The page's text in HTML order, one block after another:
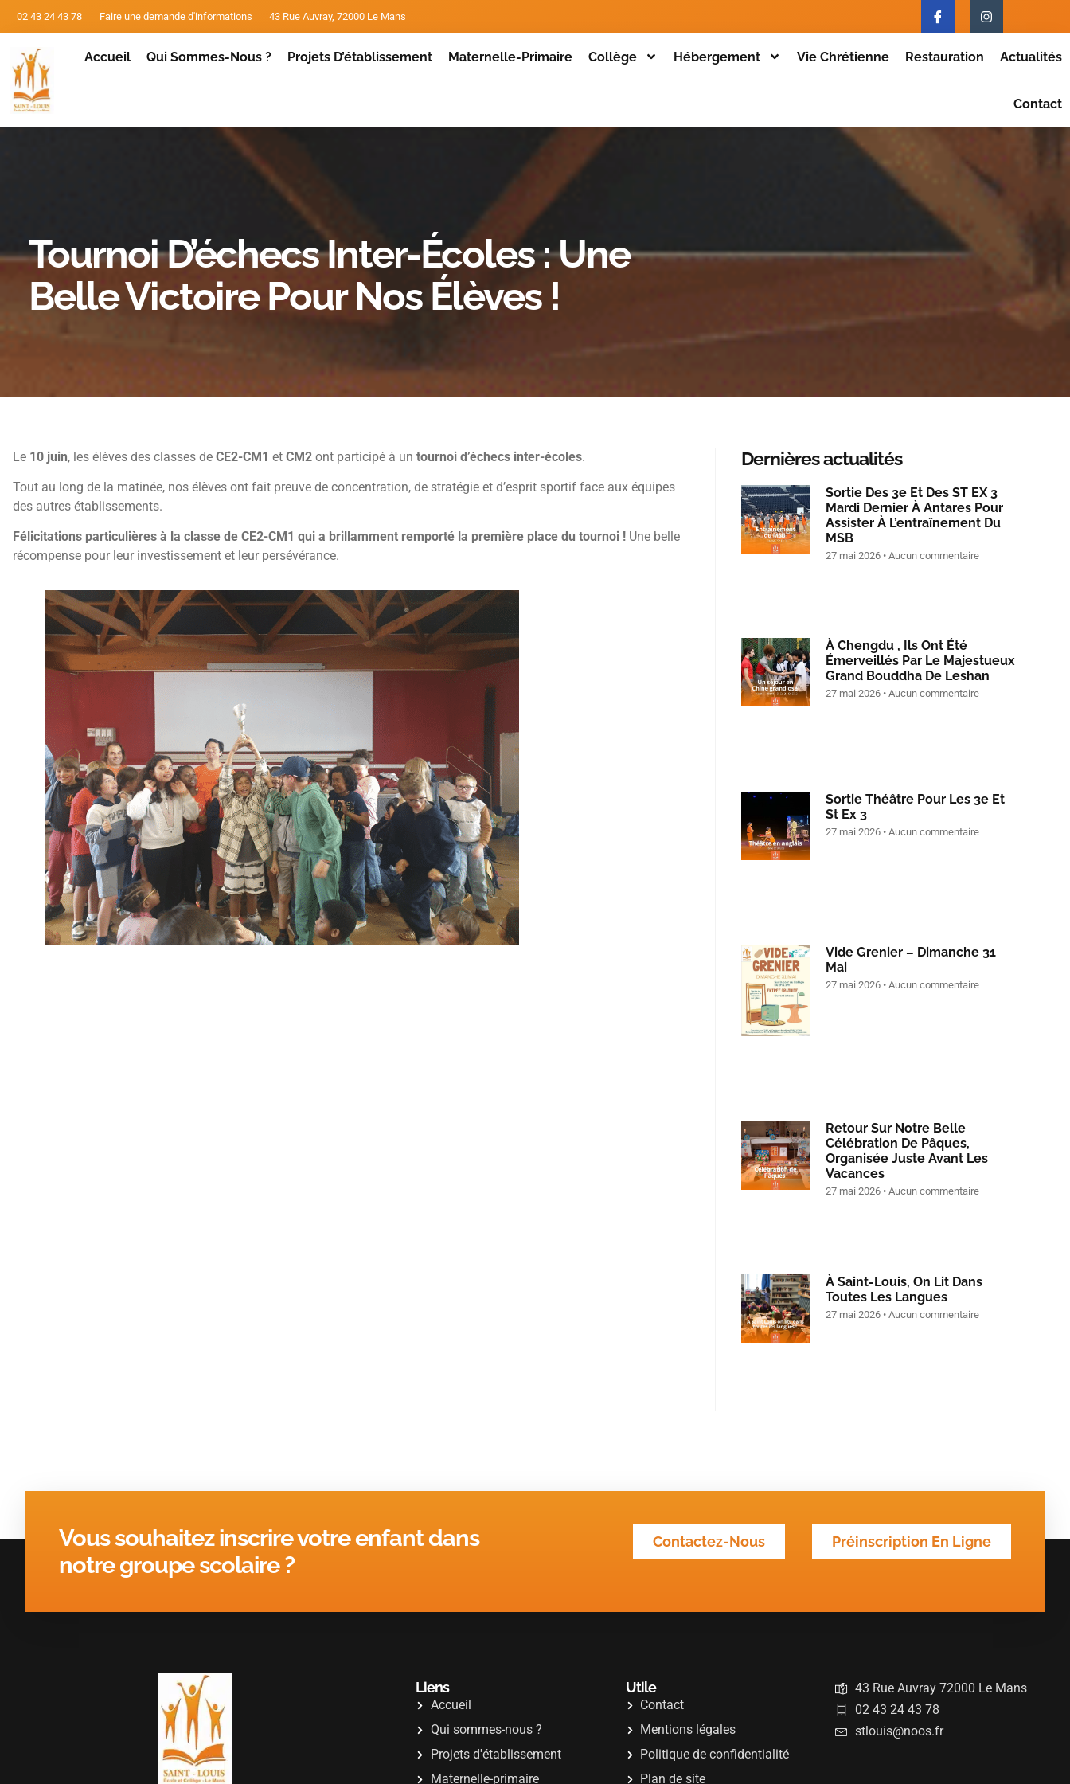
02 43 24 43 78 Faire une demande d'informations 43 Rue Auvray, 72000 Le Mans
Accueil Qui Sommes-Nous ? Projets D’établissement Maternelle-Primaire Collège Hébergement Vie Chrétienne Restauration Actualités
Contact
Tournoi D’échecs Inter-Écoles : Une
Belle Victoire Pour Nos Élèves !
Le 10 juin, les élèves des classes de CE2-CM1 et CM2 ont participé à un tournoi d’échecs inter-écoles.
Tout au long de la matinée, nos élèves ont fait preuve de concentration, de stratégie et d’esprit sportif face aux équipes
des autres établissements.
Félicitations particulières à la classe de CE2-CM1 qui a brillamment remporté la première place du tournoi ! Une belle
récompense pour leur investissement et leur persévérance.
Dernières actualités
Sortie Des 3e Et Des ST EX 3
Mardi Dernier À Antares Pour
Assister À L’entraînement Du
MSB
27 mai 2026 Aucun commentaire
À Chengdu , Ils Ont Été
Émerveillés Par Le Majestueux
Grand Bouddha De Leshan
27 mai 2026 Aucun commentaire
Sortie Théâtre Pour Les 3e Et
St Ex 3
27 mai 2026 Aucun commentaire
Vide Grenier – Dimanche 31
Mai
27 mai 2026 Aucun commentaire
Retour Sur Notre Belle
Célébration De Pâques,
Organisée Juste Avant Les
Vacances
27 mai 2026 Aucun commentaire
À Saint-Louis, On Lit Dans
Toutes Les Langues
27 mai 2026 Aucun commentaire
Vous souhaitez inscrire votre enfant dans
notre groupe scolaire ?
Contactez-Nous Préinscription En Ligne
Liens
Accueil
Qui sommes-nous ?
Projets d'établissement
Maternelle-primaire
Utile
Contact
Mentions légales
Politique de confidentialité
Plan de site
43 Rue Auvray 72000 Le Mans
02 43 24 43 78
stlouis@noos.fr